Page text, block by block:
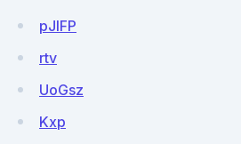
pJlFP
rtv
UoGsz
Kxp